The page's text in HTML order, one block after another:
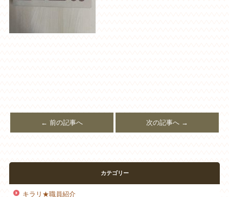
← 前の記事へ 次の記事へ →
カテゴリー
キラリ★職員紹介